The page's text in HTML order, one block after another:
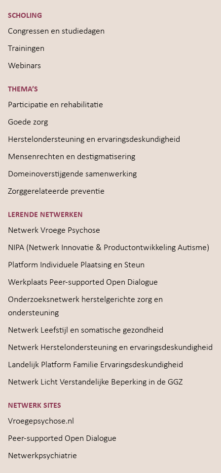
SCHOLING
Congressen en studiedagen
Trainingen
Webinars
THEMA’S
Participatie en rehabilitatie
Goede zorg
Herstelondersteuning en ervaringsdeskundigheid
Mensenrechten en destigmatisering
Domeinoverstijgende samenwerking
Zorggerelateerde preventie
LERENDE NETWERKEN
Netwerk Vroege Psychose
NIPA (Netwerk Innovatie & Productontwikkeling Autisme)
Platform Individuele Plaatsing en Steun
Werkplaats Peer-supported Open Dialogue
Onderzoeksnetwerk herstelgerichte zorg en
ondersteuning
Netwerk Leefstijl en somatische gezondheid
Netwerk Herstelondersteuning en ervaringsdeskundigheid
Landelijk Platform Familie Ervaringsdeskundigheid
Netwerk Licht Verstandelijke Beperking in de GGZ
NETWERK SITES
Vroegepsychose.nl
Peer-supported Open Dialogue
Netwerkpsychiatrie